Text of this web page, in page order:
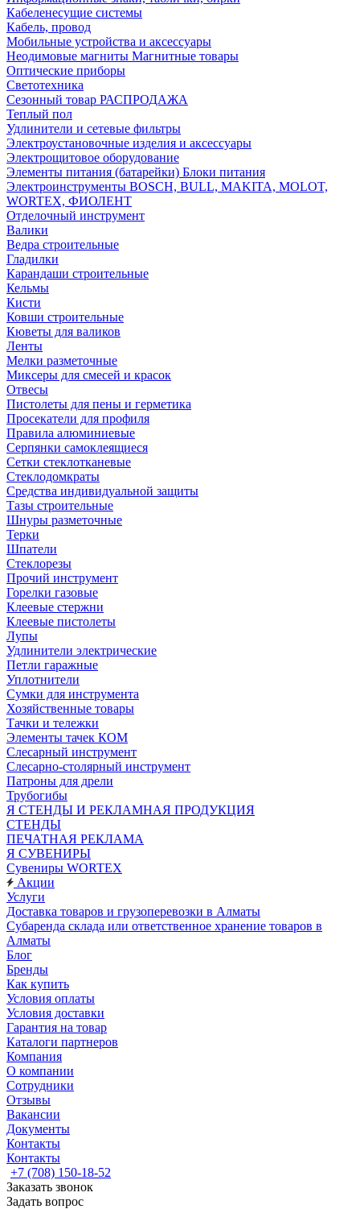
Кабеленесущие системы
Кабель, провод
Мобильные устройства и аксессуары
Неодимовые магниты Магнитные товары
Оптические приборы
Светотехника
Сезонный товар РАСПРОДАЖА
Теплый пол
Удлинители и сетевые фильтры
Электроустановочные изделия и аксессуары
Электрощитовое оборудование
Элементы питания (батарейки) Блоки питания
Электроинструменты BOSCH, BULL, MAKITA, MOLOT,
WORTEX, ФИОЛЕНТ
Отделочный инструмент
Валики
Ведра строительные
Гладилки
Карандаши строительные
Кельмы
Кисти
Ковши строительные
Кюветы для валиков
Ленты
Мелки разметочные
Миксеры для смесей и красок
Отвесы
Пистолеты для пены и герметика
Просекатели для профиля
Правила алюминиевые
Серпянки самоклеящиеся
Сетки стеклотканевые
Стеклодомкраты
Средства индивидуальной защиты
Тазы строительные
Шнуры разметочные
Терки
Шпатели
Стеклорезы
Прочий инструмент
Горелки газовые
Клеевые стержни
Клеевые пистолеты
Лупы
Удлинители электрические
Петли гаражные
Уплотнители
Сумки для инструмента
Хозяйственные товары
Тачки и тележки
Элементы тачек КОМ
Слесарный инструмент
Слесарно-столярный инструмент
Патроны для дрели
Трубогибы
Я СТЕНДЫ И РЕКЛАМНАЯ ПРОДУКЦИЯ
СТЕНДЫ
ПЕЧАТНАЯ РЕКЛАМА
Я СУВЕНИРЫ
Сувениры WORTEX
Акции
Услуги
Доставка товаров и грузоперевозки в Алматы
Субаренда склада или ответственное хранение товаров в
Алматы
Блог
Бренды
Как купить
Условия оплаты
Условия доставки
Гарантия на товар
Каталоги партнеров
Компания
О компании
Сотрудники
Отзывы
Вакансии
Документы
Контакты
Контакты
+7 (708) 150-18-52
Заказать звонок
Задать вопрос